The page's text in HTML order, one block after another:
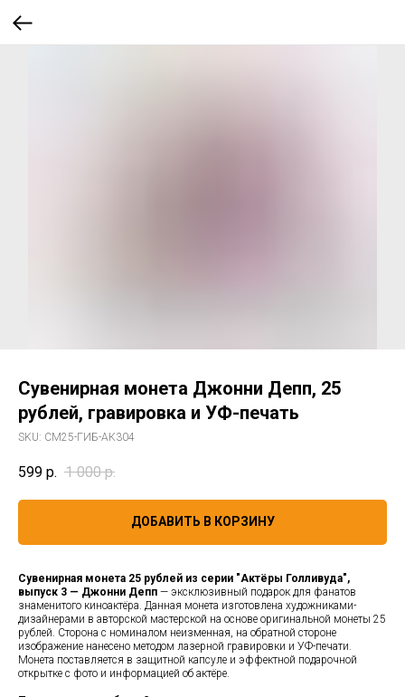
Сувенирная монета Джонни Депп, 25
рублей, гравировка и УФ-печать
SKU: СМ25-ГИБ-АК304
599 р. 1 000 р.
ДОБАВИТЬ В КОРЗИНУ
Сувенирная монета 25 рублей из серии "Актёры Голливуда",
выпуск 3 — Джонни Депп — эксклюзивный подарок для фанатов
знаменитого киноактёра. Данная монета изготовлена художниками-
дизайнерами в авторской мастерской на основе оригинальной монеты 25
рублей. Сторона с номиналом неизменная, на обратной стороне
изображение нанесено методом лазерной гравировки и УФ-печати.
Монета поставляется в защитной капсуле и эффектной подарочной
открытке с фото и информацией об актёре.